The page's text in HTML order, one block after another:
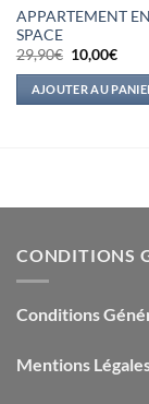
APPARTEMENT
SPACE
29,90€ Le
prix
initial
était :
29,90€.
10,00€Le
est :
AJOUTER AU
CONDITIONS
Conditions
Mentions